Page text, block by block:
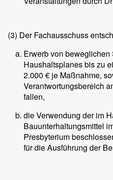
(3) Der Fachausschuss
Erwerb von
Haushaltsplanes bis zu
2.000 € je Maßnahme,
Verantwortungsbereich
fallen,
die Verwendung der im
Bauunterhaltungsmittel
Presbyterium
für die Ausführung der